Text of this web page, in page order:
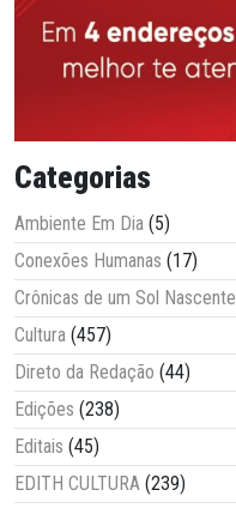
Categorias
Ambiente Em Dia (5)
Conexões Humanas (17)
Crônicas de um Sol Nascente
Cultura (457)
Direto da Redação (44)
Edições (238)
Editais (45)
EDITH CULTURA (239)